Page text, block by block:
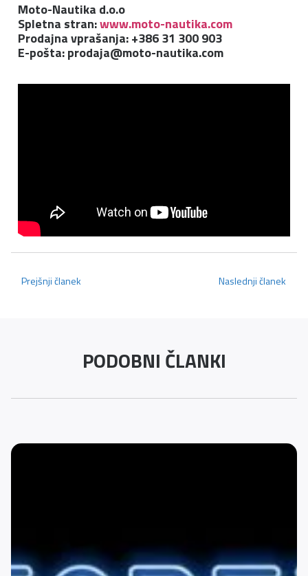
Moto-Nautika d.o.o
Spletna stran:www.moto-nautika.com
Prodajna vprašanja: +386 31 300 903
E-pošta:prodaja@moto-nautika.com
Prejšnji članek Naslednji članek
PODOBNI ČLANKI